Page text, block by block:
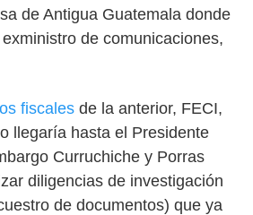
de Antigua Guatemala donde
de comunicaciones,
fiscales de la anterior, FECI,
llegaría hasta el Presidente
Curruchiche y Porras
diligencias de investigación
de documentos) que ya